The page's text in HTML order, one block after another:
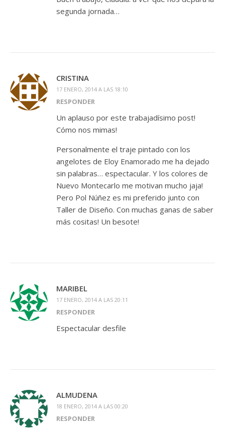
segunda jornada…
CRISTINA
17 ENERO, 2014 A LAS 18:10
RESPONDER
Un aplauso por este trabajadísimo post!
Cómo nos mimas!
Personalmente el traje pintado con los
angelotes de Eloy Enamorado me ha dejado
sin palabras… espectacular. Y los colores de
Nuevo Montecarlo me motivan mucho jaja!
Pero Pol Núñez es mi preferido junto con
Taller de Diseño. Con muchas ganas de saber
más cositas! Un besote!
MARIBEL
17 ENERO, 2014 A LAS 20:11
RESPONDER
Espectacular desfile
ALMUDENA
18 ENERO, 2014 A LAS 00:20
RESPONDER